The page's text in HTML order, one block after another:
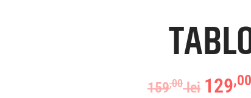
159,00 lei 129,00